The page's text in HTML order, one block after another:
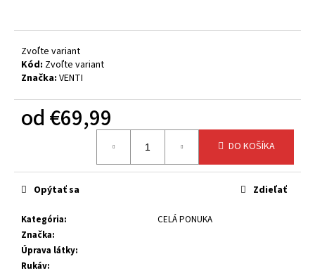
Zvoľte variant
Kód: Zvoľte variant
Značka: VENTI
od€69,99
DO KOŠÍKA
Kategória:
CELÁ PONUKA
Značka:
Úprava látky:
Rukáv:
Opýtať sa Zdieľať
ú
m
e